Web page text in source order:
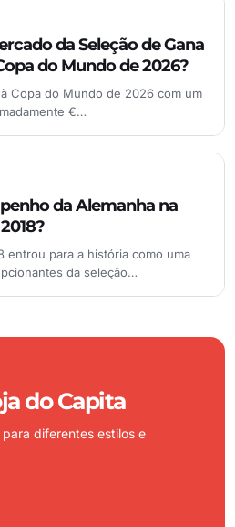
da Seleção de Gana
do Mundo de 2026?
Copa do Mundo de 2026 com um
€…
da Alemanha na
entrou para a história como uma
da seleção…
do Capita
diferentes estilos e